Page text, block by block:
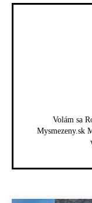
Volám sa
Mysmezeny.sk